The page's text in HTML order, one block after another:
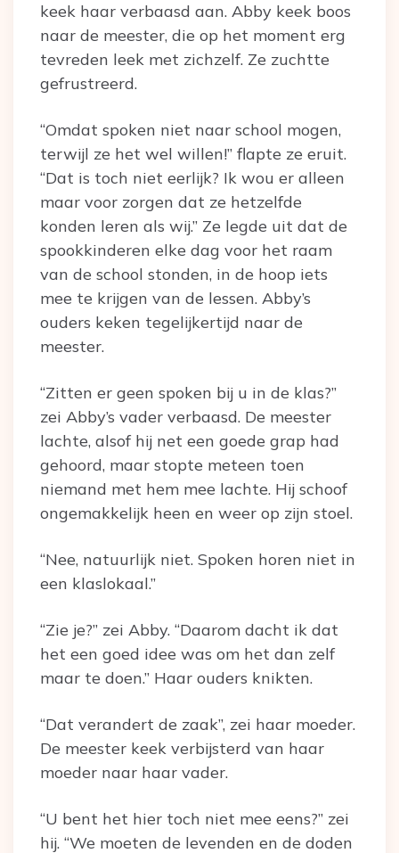
keek haar verbaasd aan. Abby keek boos
naar de meester, die op het moment erg
tevreden leek met zichzelf. Ze zuchtte
gefrustreerd.
“Omdat spoken niet naar school mogen,
terwijl ze het wel willen!” flapte ze eruit.
“Dat is toch niet eerlijk? Ik wou er alleen
maar voor zorgen dat ze hetzelfde
konden leren als wij.” Ze legde uit dat de
spookkinderen elke dag voor het raam
van de school stonden, in de hoop iets
mee te krijgen van de lessen. Abby’s
ouders keken tegelijkertijd naar de
meester.
“Zitten er geen spoken bij u in de klas?”
zei Abby’s vader verbaasd. De meester
lachte, alsof hij net een goede grap had
gehoord, maar stopte meteen toen
niemand met hem mee lachte. Hij schoof
ongemakkelijk heen en weer op zijn stoel.
“Nee, natuurlijk niet. Spoken horen niet in
een klaslokaal.”
“Zie je?” zei Abby. “Daarom dacht ik dat
het een goed idee was om het dan zelf
maar te doen.” Haar ouders knikten.
“Dat verandert de zaak”, zei haar moeder.
De meester keek verbijsterd van haar
moeder naar haar vader.
“U bent het hier toch niet mee eens?” zei
hij. “We moeten de levenden en de doden